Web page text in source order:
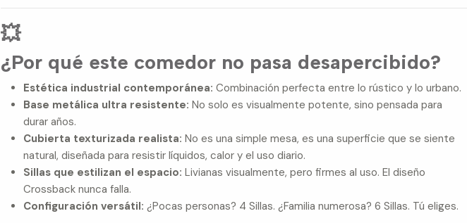
💥
¿Por qué este comedor no pasa desapercibido?
Estética industrial contemporánea: Combinación perfecta entre lo rústico y lo urbano.
Base metálica ultra resistente: No solo es visualmente potente, sino pensada para
durar años.
Cubierta texturizada realista: No es una simple mesa, es una superficie que se siente
natural, diseñada para resistir líquidos, calor y el uso diario.
Sillas que estilizan el espacio: Livianas visualmente, pero firmes al uso. El diseño
Crossback nunca falla.
Configuración versátil: ¿Pocas personas? 4 Sillas. ¿Familia numerosa? 6 Sillas. Tú eliges.